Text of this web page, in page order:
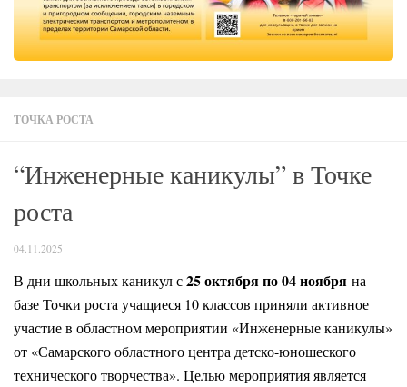
ТОЧКА РОСТА
“Инженерные каникулы” в Точке
роста
04.11.2025
В дни школьных каникул с25 октября по 04 ноября на
базе Точки роста учащиеся 10 классов приняли активное
участие в областном мероприятии «Инженерные каникулы»
от «Самарского областного центра детско-юношеского
технического творчества». Целью мероприятия является